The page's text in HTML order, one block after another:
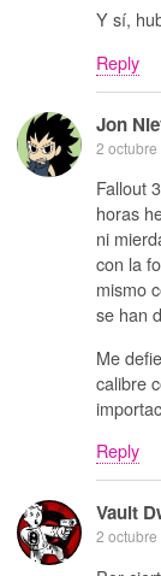
Y sí,
Reply
Jon
2 octubre
Fallout
horas
ni
con la
mismo
se han
Me
calibre
Reply
Vault
2 octubre